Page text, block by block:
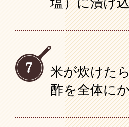
米が炊けた
酢を全体に